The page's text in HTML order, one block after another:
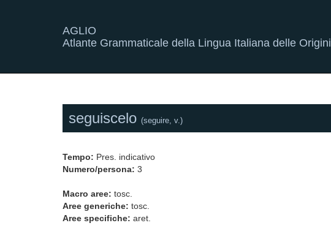
AGLIO
Atlante Grammaticale della Lingua Italiana delle Origini
seguiscelo (seguire, v.)
Tempo: Pres. indicativo
Numero/persona: 3
Macro aree: tosc.
Aree generiche: tosc.
Aree specifiche: aret.